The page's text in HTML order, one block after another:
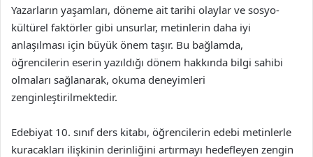
Yazarların yaşamları, döneme ait tarihi olaylar ve sosyo-
kültürel faktörler gibi unsurlar, metinlerin daha iyi
anlaşılması için büyük önem taşır. Bu bağlamda,
öğrencilerin eserin yazıldığı dönem hakkında bilgi sahibi
olmaları sağlanarak, okuma deneyimleri
zenginleştirilmektedir.
Edebiyat 10. sınıf ders kitabı, öğrencilerin edebi metinlerle
kuracakları ilişkinin derinliğini artırmayı hedefleyen zengin